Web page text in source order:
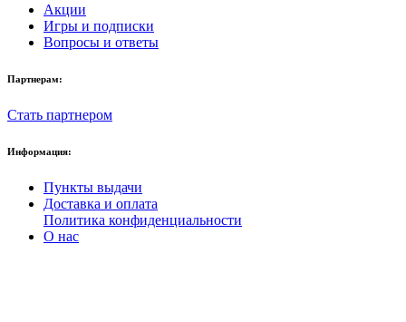
Акции
Игры и подписки
Вопросы и ответы
Партнерам:
Стать партнером
Информация:
Пункты выдачи
Доставка и оплата
Политика конфиденциальности
О нас